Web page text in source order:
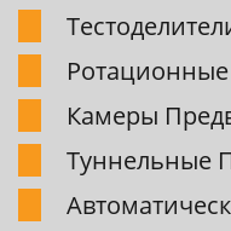
Камеpы
Туннельные